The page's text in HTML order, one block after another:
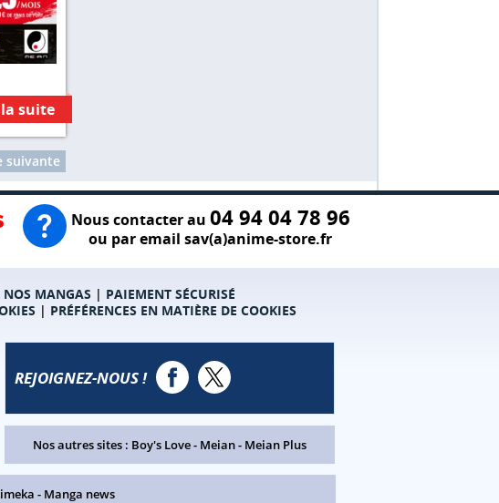
suite
suivante
Nous contacter au 04 94 04 78 96
ou par email sav(a)anime-store.fr
NOS MANGAS | PAIEMENT SÉCURISÉ
| PRÉFÉRENCES EN MATIÈRE DE COOKIES
REJOIGNEZ-NOUS !
Nos autres sites : Boy's Love- Meian- Meian Plus
- Manga news